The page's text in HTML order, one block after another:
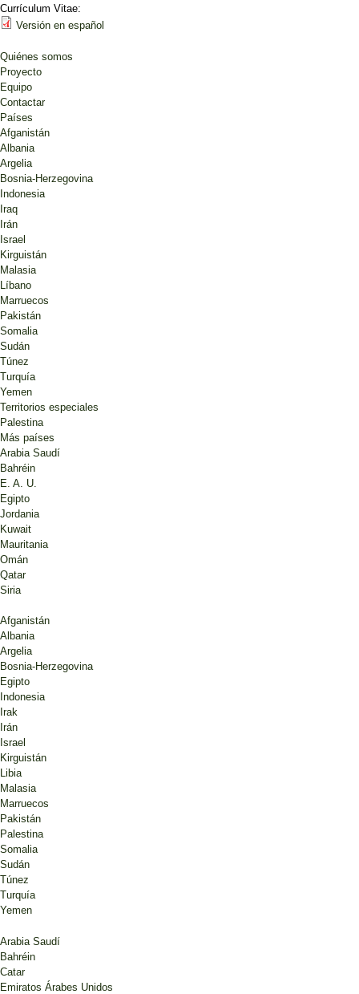
Currículum Vitae:
Versión en español
Quiénes somos
Proyecto
Equipo
Contactar
Países
Afganistán
Albania
Argelia
Bosnia-Herzegovina
Indonesia
Iraq
Irán
Israel
Kirguistán
Malasia
Líbano
Marruecos
Pakistán
Somalia
Sudán
Túnez
Turquía
Yemen
Territorios especiales
Palestina
Más países
Arabia Saudí
Bahréin
E. A. U.
Egipto
Jordania
Kuwait
Mauritania
Omán
Qatar
Siria
Afganistán
Albania
Argelia
Bosnia-Herzegovina
Egipto
Indonesia
Irak
Irán
Israel
Kirguistán
Libia
Malasia
Marruecos
Pakistán
Palestina
Somalia
Sudán
Túnez
Turquía
Yemen
Arabia Saudí
Bahréin
Catar
Emiratos Árabes Unidos